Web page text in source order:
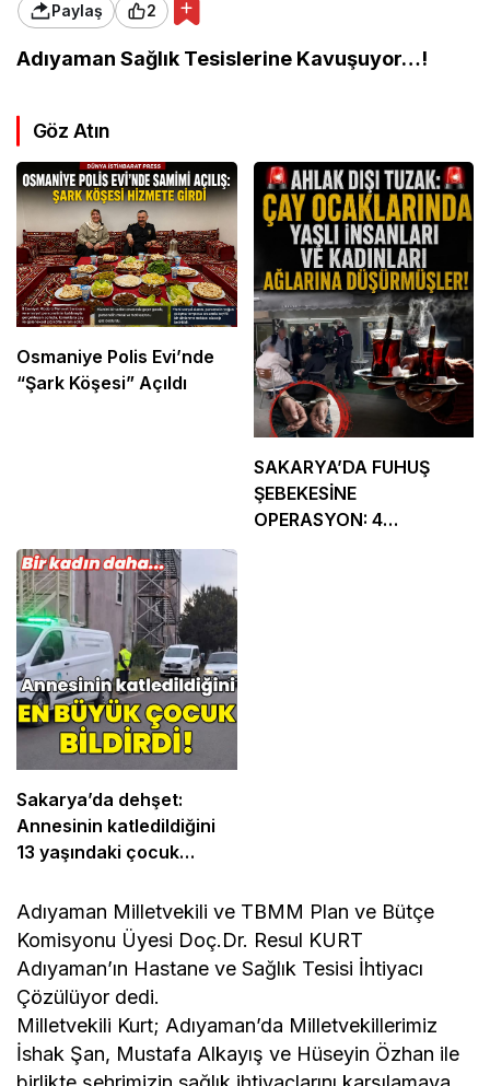
Paylaş 2
Adıyaman Sağlık Tesislerine Kavuşuyor…!
Göz Atın
Osmaniye Polis Evi’nde
“Şark Köşesi” Açıldı
SAKARYA’DA FUHUŞ
ŞEBEKESİNE
OPERASYON: 4
Sakarya’da dehşet:
Annesinin katledildiğini
13 yaşındaki çocuk
Adıyaman Milletvekili ve TBMM Plan ve Bütçe
Komisyonu Üyesi Doç.Dr. Resul KURT
Adıyaman’ın Hastane ve Sağlık Tesisi İhtiyacı
Çözülüyor dedi.
Milletvekili Kurt; Adıyaman’da Milletvekillerimiz
İshak Şan, Mustafa Alkayış ve Hüseyin Özhan ile